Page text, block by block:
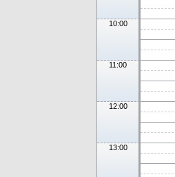
10:00
11:00
12:00
13:00